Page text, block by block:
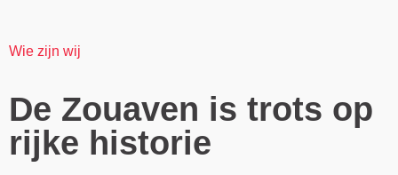
Wie zijn wij
De Zouaven is trots op
rijke historie